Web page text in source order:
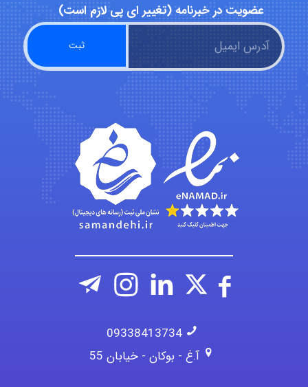
abolfazlkoshehe
abolfazlkoshehe
A.balandeh
fatima
عضویت در خبرنامه (تغییر ای پی لازم است)
09338413734
آ.غ - بوکان - خیابان 55